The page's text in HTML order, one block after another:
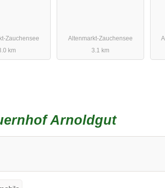
Zauchensee
km
Altenmarkt-Zauchensee
3.1 km
Arnoldgut